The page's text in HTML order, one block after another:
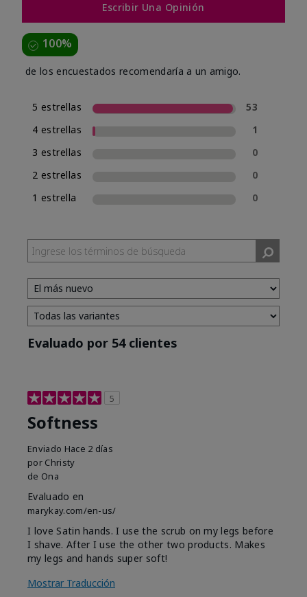
Escribir Una Opinión
100%
de los encuestados recomendaría a un amigo.
5 estrellas
53
4 estrellas
1
3 estrellas
0
2 estrellas
0
1 estrella
0
Evaluado por 54 clientes
5
Softness
Enviado Hace 2 días
por Christy
de Ona
Evaluado en
marykay.com/en-us/
I love Satin hands. I use the scrub on my legs before
I shave. After I use the other two products. Makes
my legs and hands super soft!
Mostrar Traducción